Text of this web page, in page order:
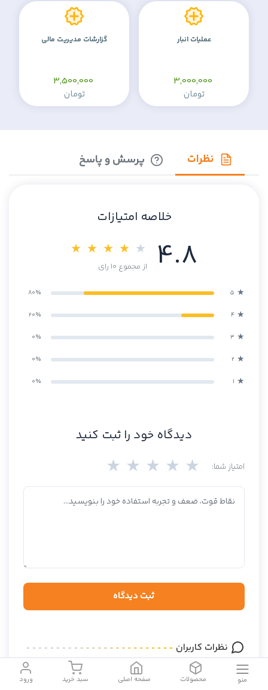
منو محصولات صفحه اصلی سبد خرید ورود
عملیات انبار
تومان
گزارشات مدیریت مالی
تومان
خلاصه امتیازات
4.8
★
★ ★ ★ ★
از مجموع 10 رای
80% ۵ ★
20% ۴ ★
0% ۳ ★
0% ۲ ★
0% ۱ ★
دیدگاه خود را ثبت کنید
امتیاز شما: ★ ★ ★ ★ ★
ثبت دیدگاه
نظرات کاربران